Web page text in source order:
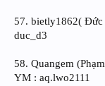
57. bietly1862( Đức
duc_d3
58. Quangem
YM : aq.lwo2111